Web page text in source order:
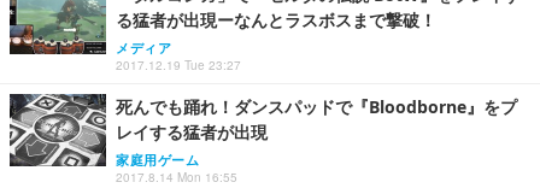
る猛者が出現ーなんとラスボスまで撃破！
メディア
2017.12.19 Tue 23:27
死んでも踊れ！ダンスパッドで『Bloodborne』をプ
レイする猛者が出現
家庭用ゲーム
2017.8.14 Mon 16:55